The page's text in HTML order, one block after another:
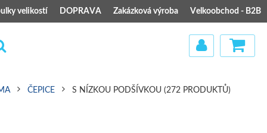
velikostí DOPRAVA Zakázková výroba Velkoobchod - B2B
ČEPICE S NÍZKOU PODŠÍVKOU (272 PRODUKTŮ)